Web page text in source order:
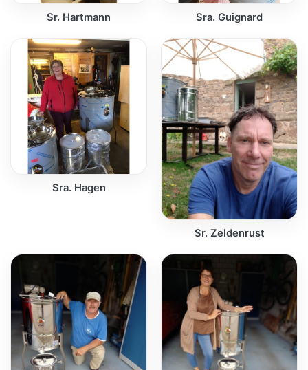
Sr. Hartmann Sra. Guignard
Sra. Hagen
Sr. Zeldenrust